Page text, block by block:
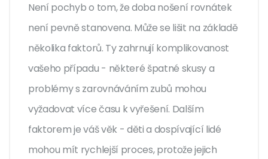
Není pochyb o tom, že doba nošení rovnátek
není pevně stanovena. Může se lišit na základě
několika faktorů. Ty zahrnují komplikovanost
vašeho případu - některé špatné skusy a
problémy s zarovnáváním zubů mohou
vyžadovat více času k vyřešení. Dalším
faktorem je váš věk - děti a dospívající lidé
mohou mít rychlejší proces, protože jejich